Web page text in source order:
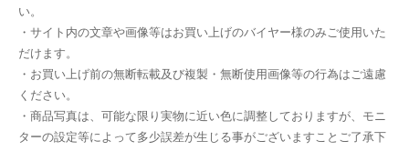
い。
・サイト内の文章や画像等はお買い上げのバイヤー様のみご使用いた
だけます。
・お買い上げ前の無断転載及び複製・無断使用画像等の行為はご遠慮
ください。
・商品写真は、可能な限り実物に近い色に調整しておりますが、モニ
ターの設定等によって多少誤差が生じる事がございますことご了承下